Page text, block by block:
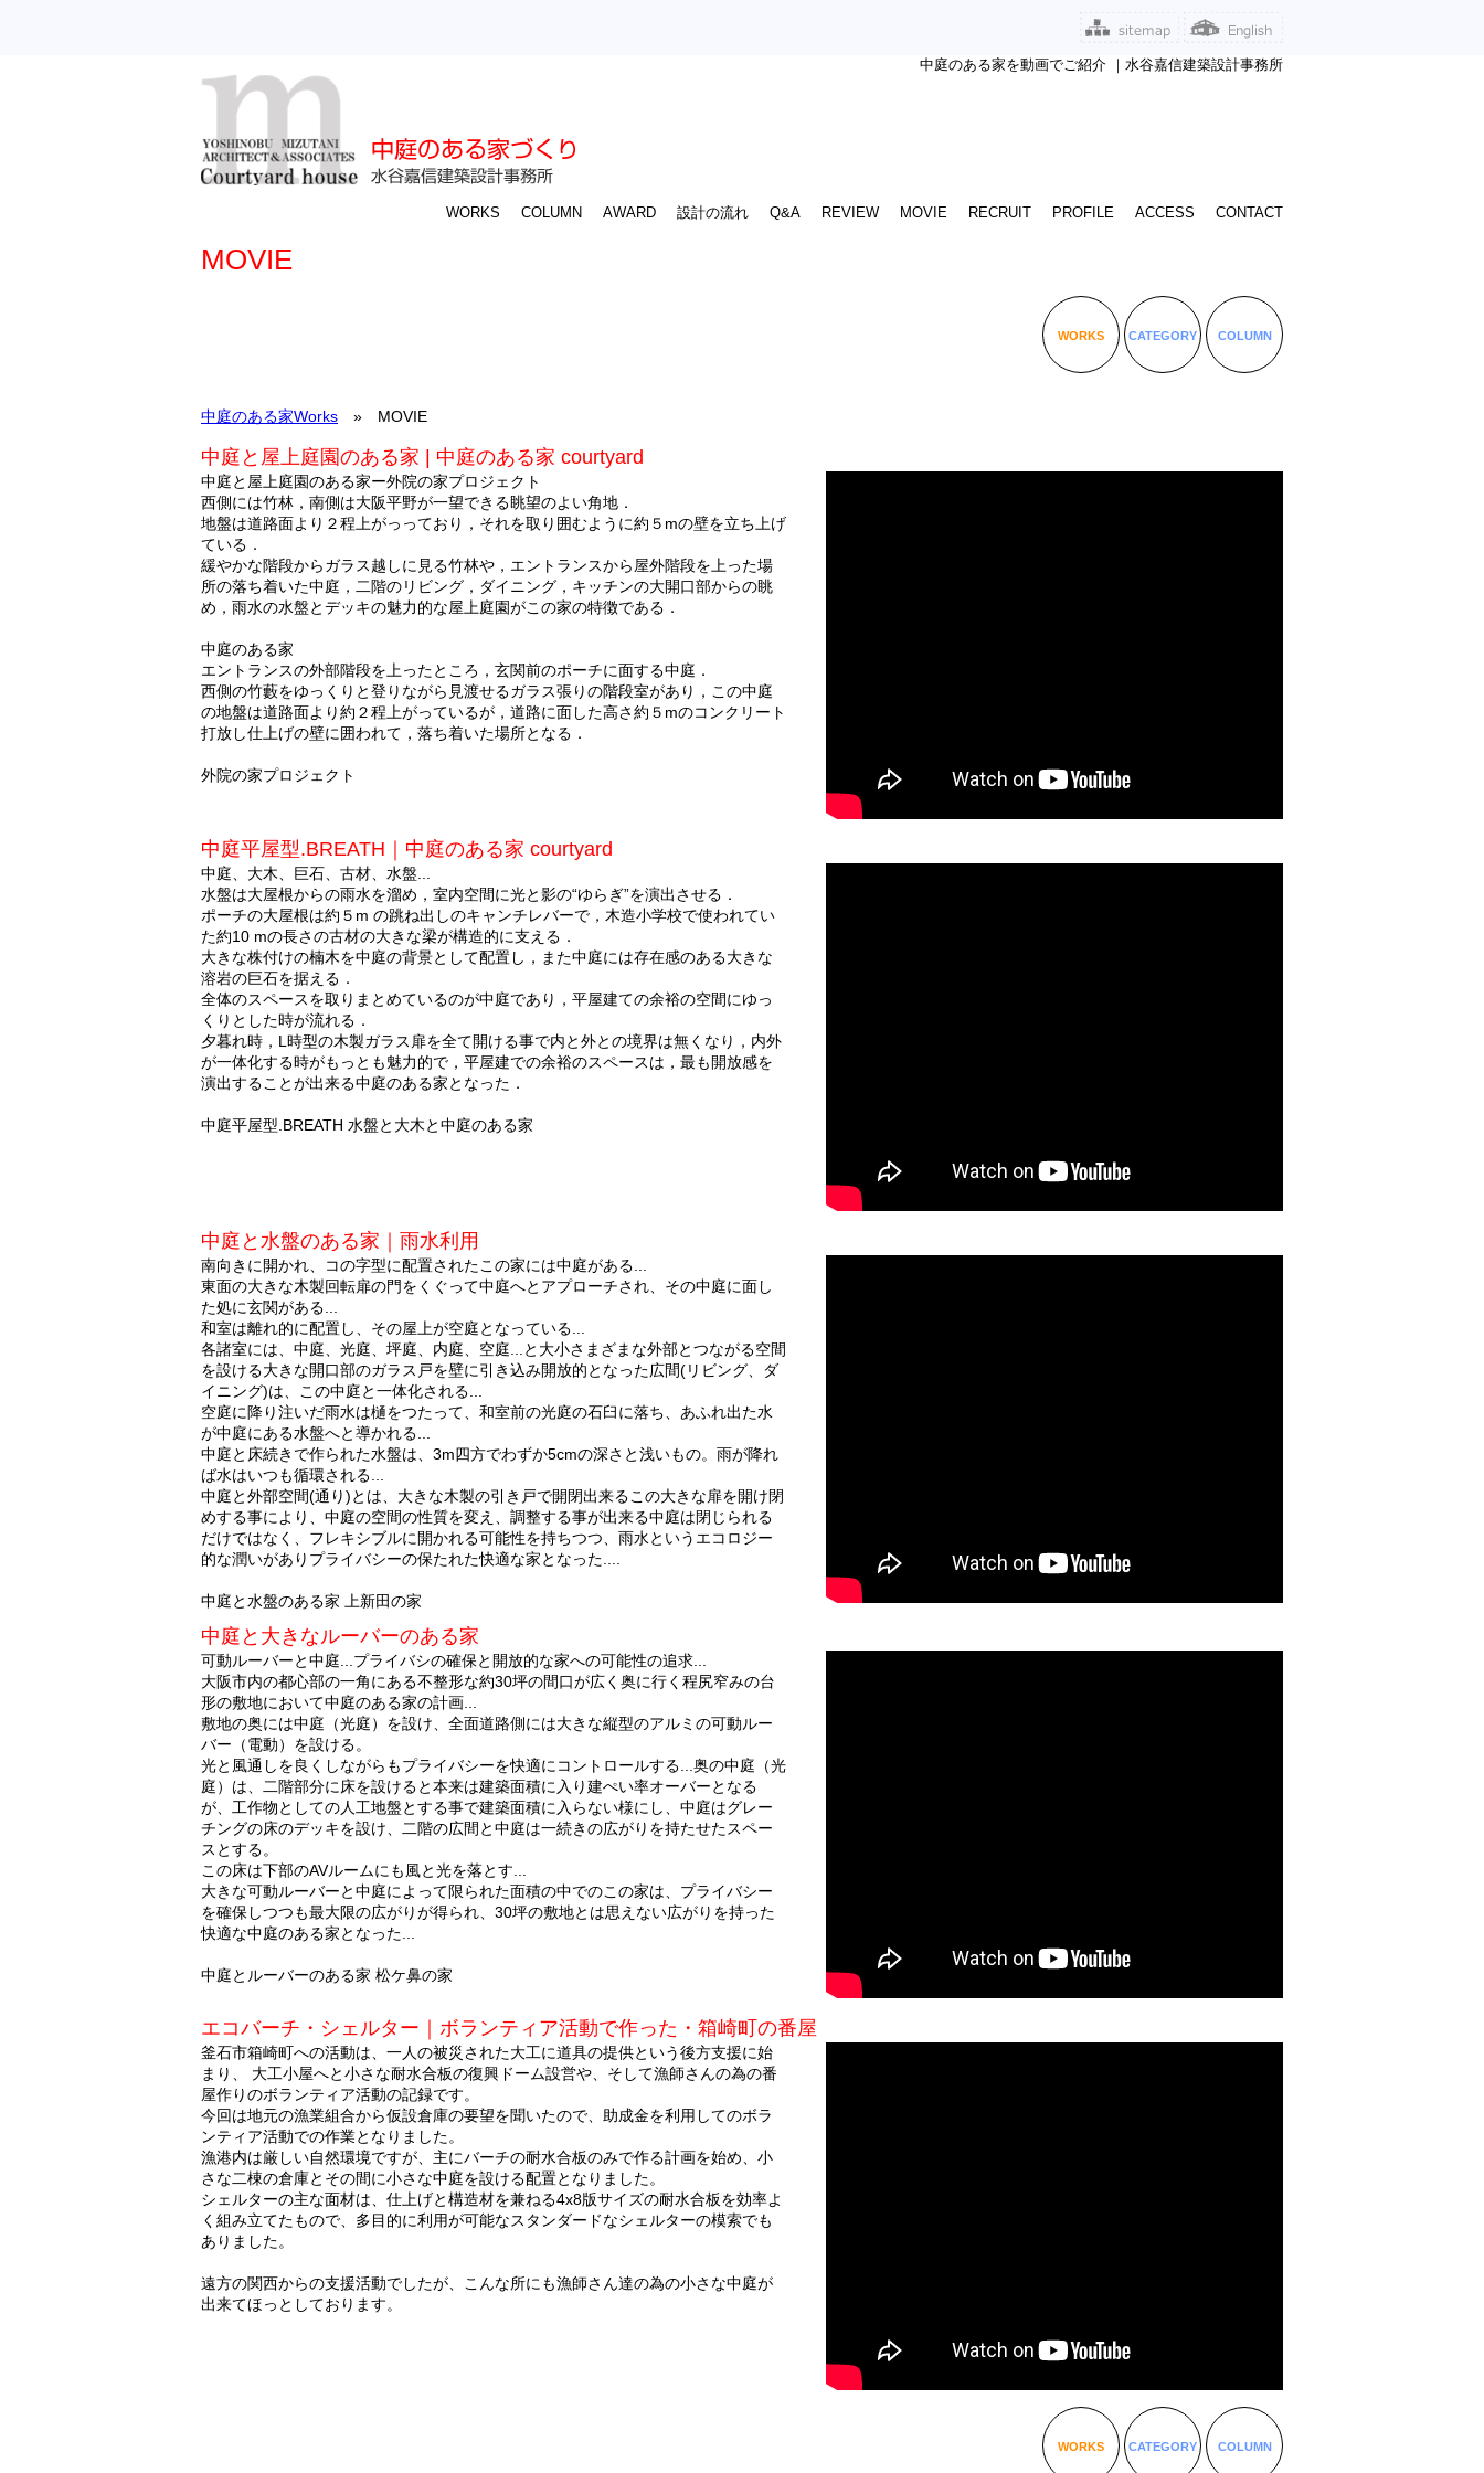
中庭のある家を動画でご紹介 ｜水谷嘉信建築設計事務所
WORKS COLUMN AWARD 設計の流れ Q&A REVIEW MOVIE RECRUIT PROFILE ACCESS CONTACT
MOVIE
WORKS CATEGORY COLUMN
中庭のある家Works » MOVIE
中庭と屋上庭園のある家 | 中庭のある家 courtyard
中庭と屋上庭園のある家ー外院の家プロジェクト
西側には竹林，南側は大阪平野が一望できる眺望のよい角地．
地盤は道路面より２程上がっっており，それを取り囲むように約５mの壁を立ち上げ
ている．
緩やかな階段からガラス越しに見る竹林や，エントランスから屋外階段を上った場
所の落ち着いた中庭，二階のリビング，ダイニング，キッチンの大開口部からの眺
め，雨水の水­盤とデッキの魅力的な屋上庭園がこの家の特徴である．
中庭のある家
エントランスの外部階段を上ったところ，玄関前のポーチに面する中庭．
西側の竹藪をゆっくりと登りながら見渡せるガラス張りの階段室があり，この中庭
の地盤は道路面より約２程上がっているが，道路に面した高さ約５mのコンクリート
打放し仕上­げの壁に囲われて，落ち着いた場所となる．
外院の家プロジェクト
中庭平屋型.BREATH｜中庭のある家 courtyard
中庭、大木、巨石、古材、水盤...
水盤は大屋根からの雨水を溜め，室内空間に光と影の“ゆらぎ”を演出させる．
ポーチの大屋根は約５m の跳ね出しのキャンチレバーで，木造小学校で使われてい
た約10 mの長さの古材の大きな梁が構造的に支える．
大きな株付けの楠木を中庭の背景として配置し，また中庭には存在感のある大きな
溶岩の巨石を据える．
全体のスペースを取りまとめているのが中庭であり，平屋建ての余裕の空間にゆっ
くりとした時が流れる．
夕暮れ時，L時型の木製ガラス扉を全て開ける事で内と外との境界は無くなり，内外
が一体化する時がもっとも魅力的で，平屋建での余裕のスペースは，最も開放感を
演出することが出来る中庭のある家となった．
中庭平屋型.BREATH 水盤と大木と中庭のある家
中庭と水盤のある家｜雨水利用
南向きに開かれ、コの字型に配置されたこの家には中庭がある...
東面の大きな木製回転扉の門をくぐって中庭へとアプローチされ、その中庭に面し
た処に玄関がある...
和室は離れ的に配置し、その屋上が空庭となっている...
各諸室には、中庭、光庭、坪庭、内庭、空庭...と大小さまざまな外部とつながる空間
を設ける大きな開口部のガラス戸を壁に引き込み開放的となった広間(リビング、ダ
イニング)は、この中庭と一体化される...
空庭に降り注いだ雨水は樋をつたって、和室前の光庭の石臼に落ち、あふれ出た水
が中庭にある水盤へと導かれる...
中庭と床続きで作られた水盤は、3m四方でわずか5cmの深さと浅いもの。雨が降れ
ば水はいつも循環される...
中庭と外部空間(通り)とは、大きな木製の引き戸で開閉出来るこの大きな扉を開け閉
めする事により、中庭の空間の性質を変え、調整する事が出来る中庭は閉じられる
だけではなく、フレキシブルに開かれる可能性を持ちつつ、雨水というエコロジー
的な潤いがありプライバシーの保たれた快適な家となった....
中庭と水盤のある家 上新田の家
中庭と大きなルーバーのある家
可動ルーバーと中庭...プライバシの確保と開放的な家への可能性の追求...
大阪市内の都心部の一角にある不整形な約30坪の間口が広く奥に行く程尻窄みの台
形の敷地において中庭のある家の計画...
敷地の奥には中庭（光庭）を設け、全面道路側には大きな縦型のアルミの可動ルー
バー（電動）を設ける。
光と風通しを良くしながらもプライバシーを快適にコントロールする...奥の中庭（光
庭）は、二階部分に床を設けると本来は建築面積に入り建ぺい率オーバーとなる
が、工作物としての人工地盤とする事で建築面積に入らない様にし、中庭はグレー
チングの床のデッキを設け、二階の広間と中庭は一続きの広がりを持たせたスペー
スとする。
この床は下部のAVルームにも風と光を落とす...
大きな可動ルーバーと中庭によって限られた面積の中でのこの家は、プライバシー
を確保しつつも最大限の広がりが得られ、30坪の敷地とは思えない広がりを持った
快適な中庭のある家となった...
中庭とルーバーのある家 松ケ鼻の家
エコバーチ・シェルター｜ボランティア活動で作った・箱崎町の番屋
釜石市箱崎町への活動は、一人の被災された大工に道具の提供という後方支援に始
まり、 大工小屋へと小さな耐水合板の復興ドーム設営や、そして漁師さんの為の番
屋作りのボランティア活動の記録です。
今回は地元の漁業組合から仮設倉庫の要望を聞いたので、助成金を利用してのボラ
ンティア活動での作業となりました。
漁港内は厳しい自然環境ですが、主にバーチの耐水合板のみで作る計画を始め、小
さな二棟の倉庫とその間に小さな中庭を設ける配置となりました。
シェルターの主な面材は、仕上げと構造材を兼ねる4x8版サイズの耐水合板を効率よ
く組み立てたもので、多目的に利用が可能なスタンダードなシェルターの模索でも
ありました。
遠方の関西からの支援活動でしたが、こんな所にも漁師さん達の為の小さな中庭が
出来てほっとしております。
WORKS CATEGORY COLUMN